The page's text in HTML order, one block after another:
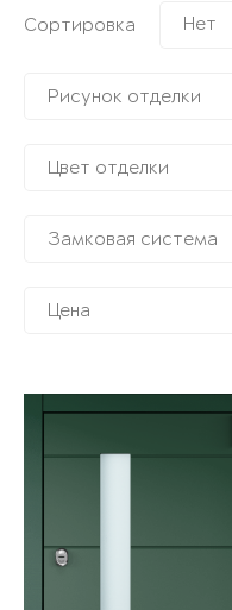
Сортировка Нет
Рисунок отделки
Цвет отделки
Замковая система
Цена